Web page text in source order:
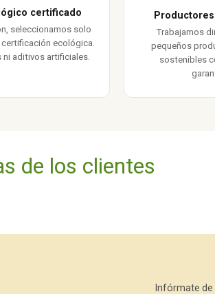
certificado
seleccionamos solo
ecológica.
aditivos artificiales.
Trabajamos
pequeños
sostenibles
de los clientes
Infórmate de